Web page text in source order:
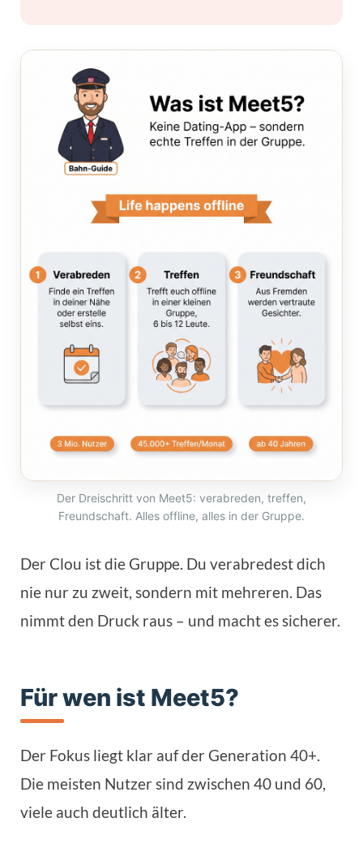
Der Dreischritt von Meet5: verabreden, treffen,
Freundschaft. Alles offline, alles in der Gruppe.
Der Clou ist die Gruppe. Du verabredest dich
nie nur zu zweit, sondern mit mehreren. Das
nimmt den Druck raus – und macht es sicherer.
Für wen ist Meet5?
Der Fokus liegt klar auf der Generation 40+.
Die meisten Nutzer sind zwischen 40 und 60,
viele auch deutlich älter.